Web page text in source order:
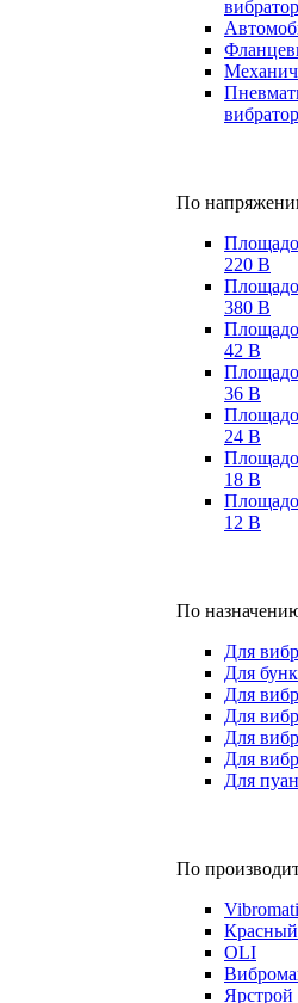
По
220 В
380 В
42 В
36 В
24 В
18 В
12 В
По
Для
Для
Для
Для
Для
Для
Для
По
OLI
Ярстрой